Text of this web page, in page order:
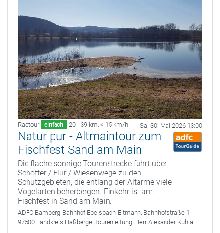
Radtour einfach 20 - 39 km, < 15 km/h Sa. 30. Mai 2026 13:00
Natur pur - Altmaintour zum
Fischfest Sand am Main
Die flache sonnige Tourenstrecke führt über
Schotter / Flur / Wiesenwege zu den
Schutzgebieten, die entlang der Altarme viele
Vogelarten beherbergen. Einkehr ist am
Fischfest in Sand am Main.
ADFC Bamberg Bahnhof Ebelsbach-Eltmann, Bahnhofstraße 1
97500 Landkreis Haßberge Tourenleitung: Herr Alexander Kuhla